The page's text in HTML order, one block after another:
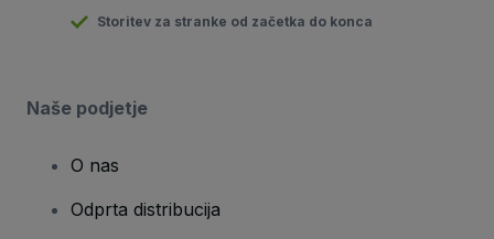
Storitev za stranke od začetka do konca
Naše podjetje
O nas
Odprta distribucija